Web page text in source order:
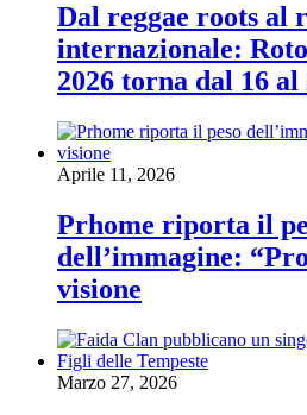
Dal reggae roots al
internazionale:
2026 torna dal 16 al
Aprile 11, 2026
Prhome riporta il
dell’immagine:
visione
Marzo 27, 2026